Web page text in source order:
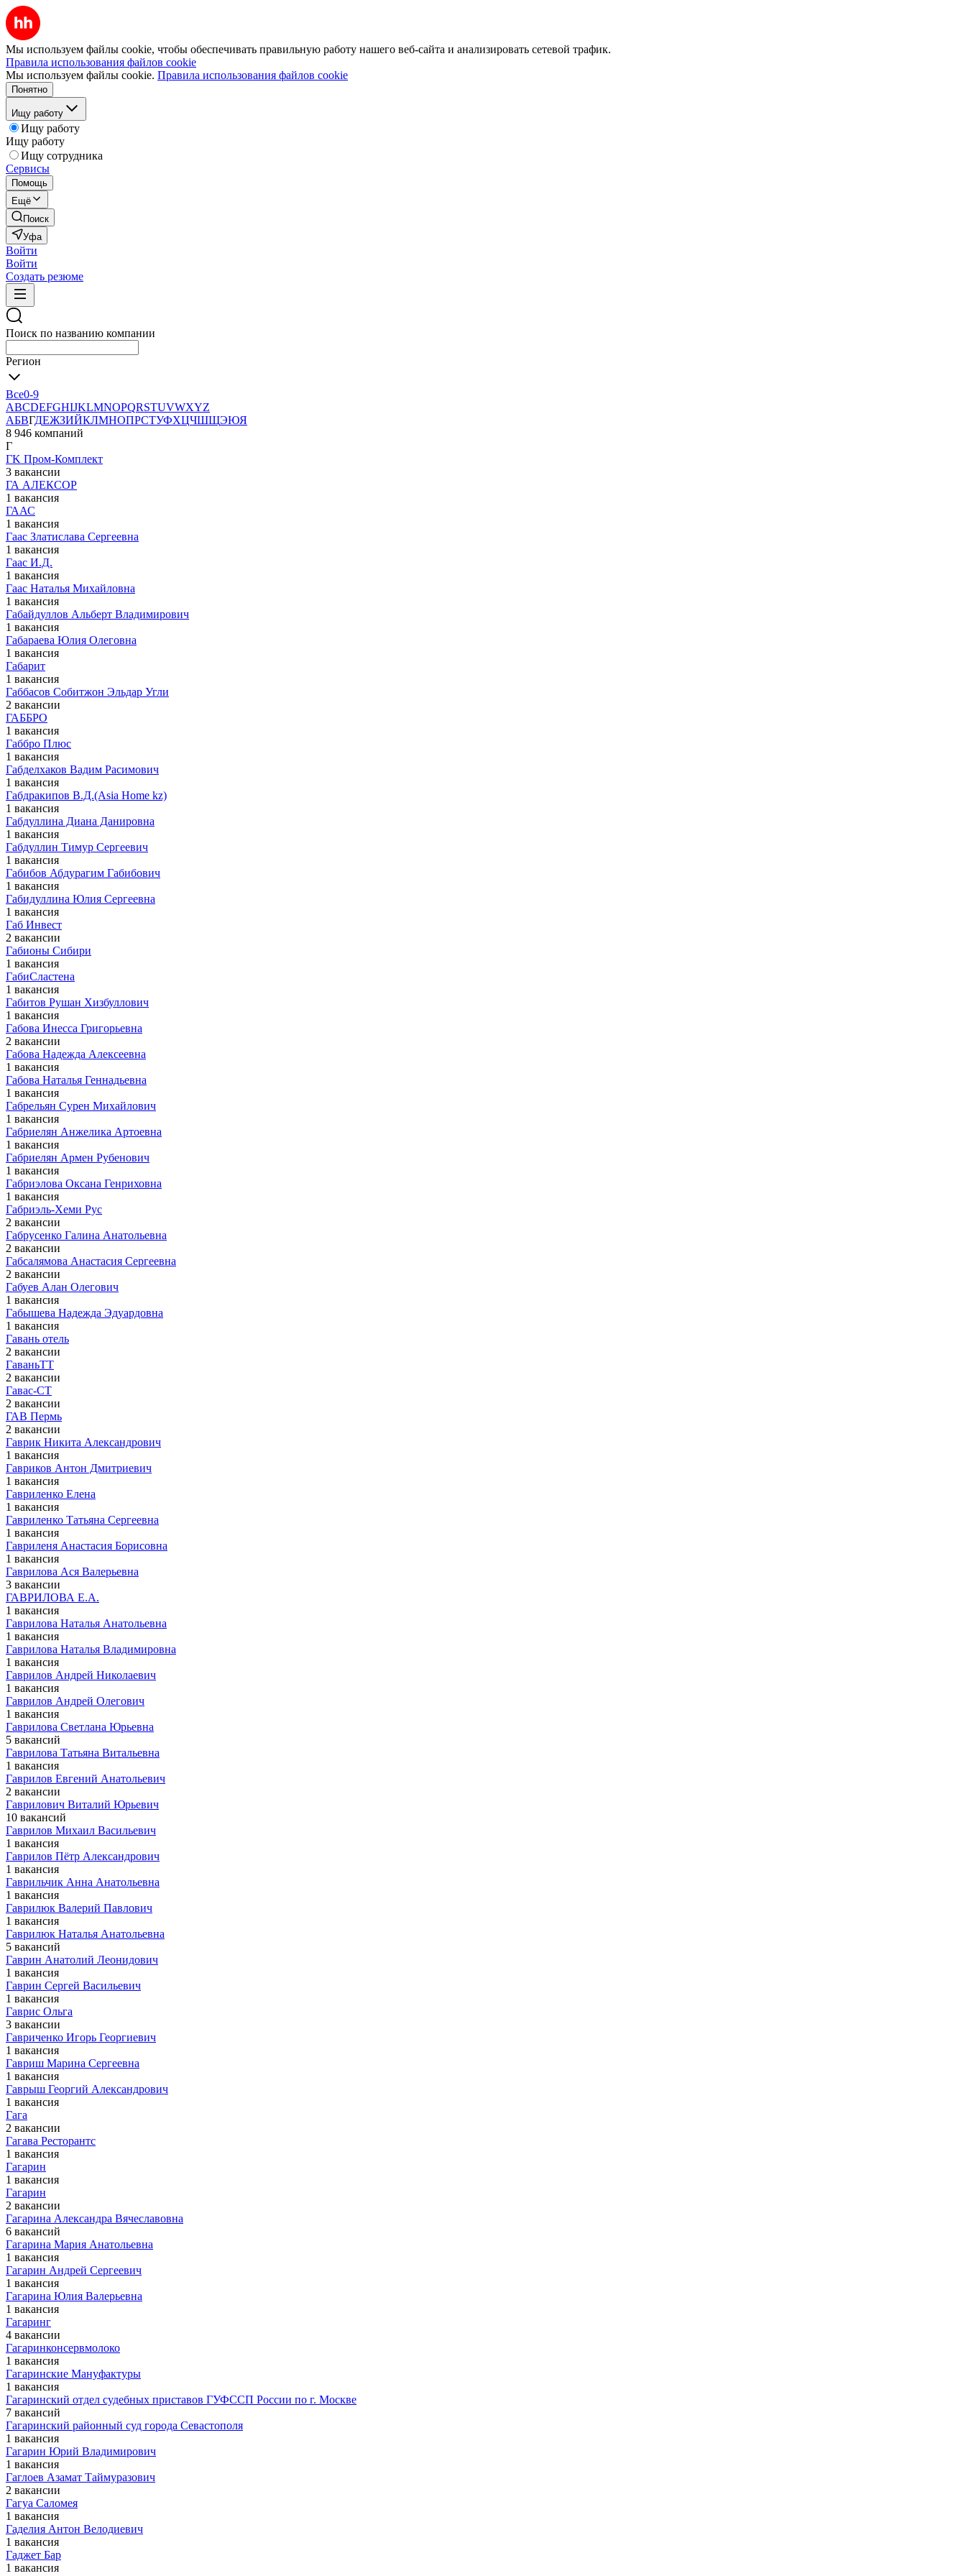
Мы используем файлы cookie, чтобы обеспечивать правильную работу нашего веб-сайта и анализировать сетевой трафик.
Правила использования файлов cookie
Мы используем файлы cookie. Правила использования файлов cookie
Понятно
Ищу работу
Ищу работу
Ищу работу
Ищу сотрудника
Сервисы
Помощь
Ещё
Поиск
Уфа
Войти
Войти
Создать резюме
Поиск по названию компании
Регион
Все0-9
ABCDEFGHIJKLMNOPQRSTUVWXYZ
АБВГДЕЖЗИЙКЛМНОПРСТУФХЦЧШЩЭЮЯ
8 946 компаний
Г
ГK Пром-Комплект
3 вакансии
ГА АЛЕКСОР
1 вакансия
ГААС
1 вакансия
Гаас Златислава Сергеевна
1 вакансия
Гаас И.Д.
1 вакансия
Гаас Наталья Михайловна
1 вакансия
Габайдуллов Альберт Владимирович
1 вакансия
Габараева Юлия Олеговна
1 вакансия
Габарит
1 вакансия
Габбасов Собитжон Эльдар Угли
2 вакансии
ГАББРО
1 вакансия
Габбро Плюс
1 вакансия
Габделхаков Вадим Расимович
1 вакансия
Габдракипов В.Д.(Asia Home kz)
1 вакансия
Габдуллина Диана Данировна
1 вакансия
Габдуллин Тимур Сергеевич
1 вакансия
Габибов Абдурагим Габибович
1 вакансия
Габидуллина Юлия Сергеевна
1 вакансия
Габ Инвест
2 вакансии
Габионы Сибири
1 вакансия
ГабиСластена
1 вакансия
Габитов Рушан Хизбуллович
1 вакансия
Габова Инесса Григорьевна
2 вакансии
Габова Надежда Алексеевна
1 вакансия
Габова Наталья Геннадьевна
1 вакансия
Габрельян Сурен Михайлович
1 вакансия
Габриелян Анжелика Артоевна
1 вакансия
Габриелян Армен Рубенович
1 вакансия
Габриэлова Оксана Генриховна
1 вакансия
Габриэль-Хеми Рус
2 вакансии
Габрусенко Галина Анатольевна
2 вакансии
Габсалямова Анастасия Сергеевна
2 вакансии
Габуев Алан Олегович
1 вакансия
Габышева Надежда Эдуардовна
1 вакансия
Гавань отель
2 вакансии
ГаваньТТ
2 вакансии
Гавас-СТ
2 вакансии
ГАВ Пермь
2 вакансии
Гаврик Никита Александрович
1 вакансия
Гавриков Антон Дмитриевич
1 вакансия
Гавриленко Елена
1 вакансия
Гавриленко Татьяна Сергеевна
1 вакансия
Гавриленя Анастасия Борисовна
1 вакансия
Гаврилова Ася Валерьевна
3 вакансии
ГАВРИЛОВА Е.А.
1 вакансия
Гаврилова Наталья Анатольевна
1 вакансия
Гаврилова Наталья Владимировна
1 вакансия
Гаврилов Андрей Николаевич
1 вакансия
Гаврилов Андрей Олегович
1 вакансия
Гаврилова Светлана Юрьевна
5 вакансий
Гаврилова Татьяна Витальевна
1 вакансия
Гаврилов Евгений Анатольевич
2 вакансии
Гаврилович Виталий Юрьевич
10 вакансий
Гаврилов Михаил Васильевич
1 вакансия
Гаврилов Пётр Александрович
1 вакансия
Гаврильчик Анна Анатольевна
1 вакансия
Гаврилюк Валерий Павлович
1 вакансия
Гаврилюк Наталья Анатольевна
5 вакансий
Гаврин Анатолий Леонидович
1 вакансия
Гаврин Сергей Васильевич
1 вакансия
Гаврис Ольга
3 вакансии
Гавриченко Игорь Георгиевич
1 вакансия
Гавриш Марина Сергеевна
1 вакансия
Гаврыш Георгий Александрович
1 вакансия
Гага
2 вакансии
Гагава Ресторантс
1 вакансия
Гагарин
1 вакансия
Гагарин
2 вакансии
Гагарина Александра Вячеславовна
6 вакансий
Гагарина Мария Анатольевна
1 вакансия
Гагарин Андрей Сергеевич
1 вакансия
Гагарина Юлия Валерьевна
1 вакансия
Гагаринг
4 вакансии
Гагаринконсервмолоко
1 вакансия
Гагаринские Мануфактуры
1 вакансия
Гагаринский отдел судебных приставов ГУФССП России по г. Москве
7 вакансий
Гагаринский районный суд города Севастополя
1 вакансия
Гагарин Юрий Владимирович
1 вакансия
Гаглоев Азамат Таймуразович
2 вакансии
Гагуа Саломея
1 вакансия
Гаделия Антон Велодиевич
1 вакансия
Гаджет Бар
1 вакансия